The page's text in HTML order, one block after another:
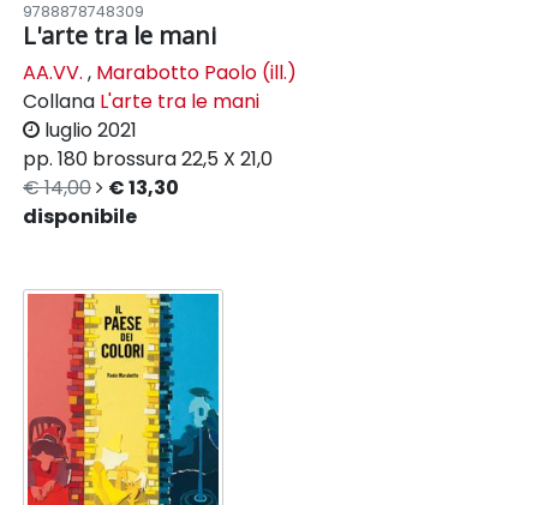
9788878748309
L'arte tra le mani
AA.VV. , Marabotto Paolo (ill.)
Collana L'arte tra le mani
luglio 2021
pp. 180 brossura22,5 X 21,0
€ 14,00
€ 13,30
disponibile